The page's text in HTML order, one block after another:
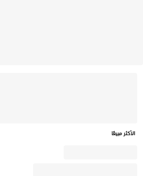
الأكثر مبيعًا